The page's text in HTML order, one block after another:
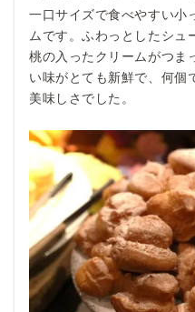
一口サイズで食べやすい小
ムです。ふわっとしたシュ
桃の入ったクリームがつま
い味がとても新鮮で、何個
美味しさでした。